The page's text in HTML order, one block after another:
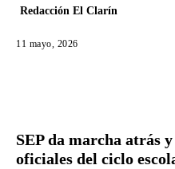
Redacción El Clarín
11 mayo, 2026
SEP da marcha atrás
oficiales del ciclo